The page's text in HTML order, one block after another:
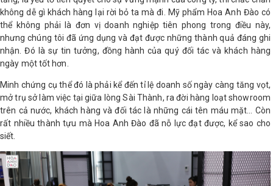
không dễ gì khách hàng lại rời bỏ ta mà đi. Mỹ phẩm Hoa Anh Đào có
thể không phải là đơn vị doanh nghiệp tiên phong trong điều này,
nhưng chúng tôi đã ứng dụng và đạt được những thành quả đáng ghi
nhận. Đó là sự tin tưởng, đồng hành của quý đối tác và khách hàng
ngày một tốt hơn.
Minh chứng cụ thể đó là phải kể đến tỉ lệ doanh số ngày càng tăng vọt,
mở trụ sở làm việc tại giữa lòng Sài Thành, ra đời hàng loạt showroom
trên cả nước, khách hàng và đối tác là những cái tên máu mặt… Còn
rất nhiều thành tựu mà Hoa Anh Đào đã nỗ lực đạt được, kể sao cho
siết.